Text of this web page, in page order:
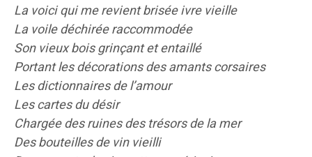
La voici qui me revient brisée ivre vieille
La voile déchirée raccommodée
Son vieux bois grinçant et entaillé
Portant les décorations des amants corsaires
Les dictionnaires de l’amour
Les cartes du désir
Chargée des ruines des trésors de la mer
Des bouteilles de vin vieilli